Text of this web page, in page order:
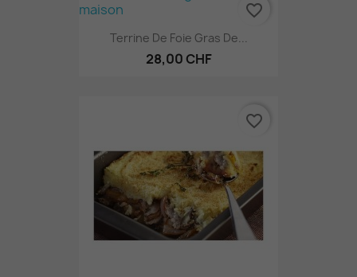
Terrine De Foie Gras De...
28,00 CHF
favorite_border
favorite_border